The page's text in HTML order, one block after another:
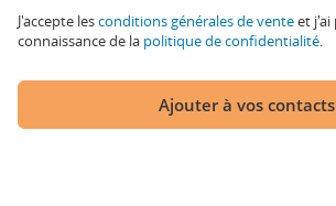
J'accepte lesconditions générales de venteet j'ai
connaissance de la politique de confidentialité.
Ajouter à vos contacts